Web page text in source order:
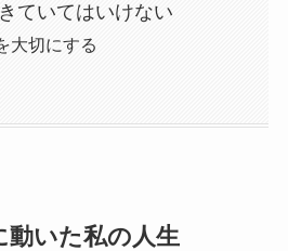
ていてはいけない
大切にする
いた私の人生